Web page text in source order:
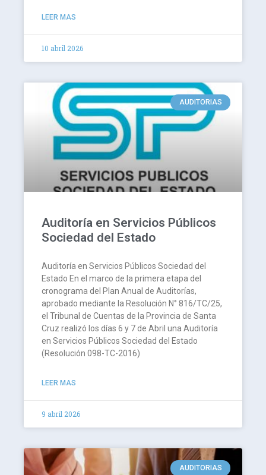
LEER MAS
10 abril 2026
AUDITORIAS
Auditoría en Servicios Públicos
Sociedad del Estado
Auditoría en Servicios Públicos Sociedad del
Estado En el marco de la primera etapa del
cronograma del Plan Anual de Auditorías,
aprobado mediante la Resolución N° 816/TC/25,
el Tribunal de Cuentas de la Provincia de Santa
Cruz realizó los días 6 y 7 de Abril una Auditoría
en Servicios Públicos Sociedad del Estado
(Resolución 098-TC-2016)
LEER MAS
9 abril 2026
AUDITORIAS